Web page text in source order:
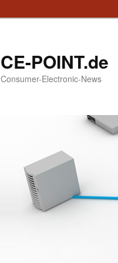
CE-POINT.de
Consumer-Electronic-News